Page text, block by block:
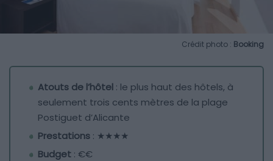
Crédit photo : Booking
Atouts de l’hôtel : le plus haut des hôtels, à
seulement trois cents mètres de la plage
Postiguet d’Alicante
Prestations : ★★★★
Budget : €€